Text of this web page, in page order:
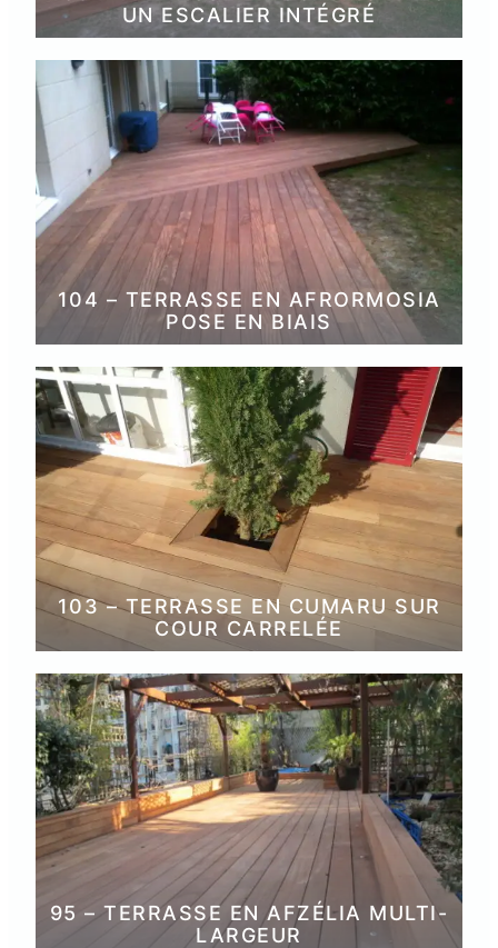
UN ESCALIER INTÉGRÉ
104 – TERRASSE EN AFRORMOSIA
POSE EN BIAIS
103 – TERRASSE EN CUMARU SUR
COUR CARRELÉE
95 – TERRASSE EN AFZÉLIA MULTI-
LARGEUR